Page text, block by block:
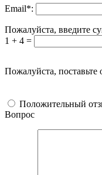
Email*:
Пожалуйста, введите
1 + 4 =
Пожалуйста, поставьте
Положительный
Вопрос